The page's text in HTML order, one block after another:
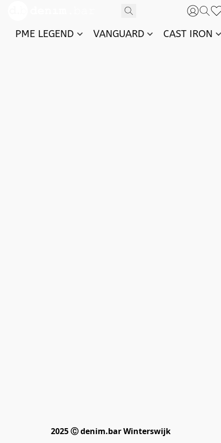
PME LEGEND VANGUARD CAST IRON
2025 Ⓒ denim.bar Winterswijk